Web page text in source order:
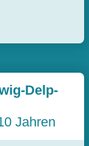
Delp-
Jahren